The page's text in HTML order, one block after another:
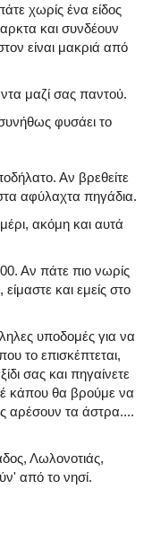
χωρίς ένα είδος
και συνδέουν
είναι μακριά από
μαζί σας παντού.
φυσάει το
Αν βρεθείτε
αφύλαχτα πηγάδια.
ακόμη και αυτά
Αν πάτε πιο νωρίς
και εμείς στο
υποδομές για να
το επισκέπτεται,
σας και πηγαίνετε
κάπου θα βρούμε να
αρέσουν τα άστρα....
Λωλονοτιάς,
από το νησί.